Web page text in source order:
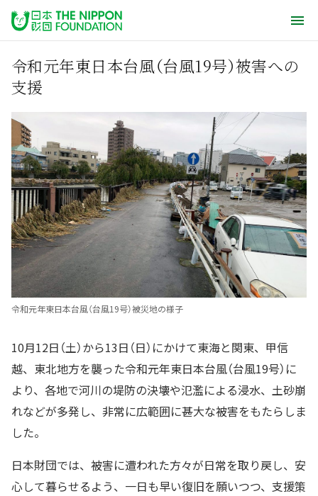
令和元年東日本台風（台風19号）被害への
支援
令和元年東日本台風（台風19号）被災地の様子
10月12日（土）から13日（日）にかけて東海と関東、甲信
越、東北地方を襲った令和元年東日本台風（台風19号）に
より、各地で河川の堤防の決壊や氾濫による浸水、土砂崩
れなどが多発し、非常に広範囲に甚大な被害をもたらしま
した。
日本財団では、被害に遭われた方々が日常を取り戻し、安
心して暮らせるよう、一日も早い復旧を願いつつ、支援策